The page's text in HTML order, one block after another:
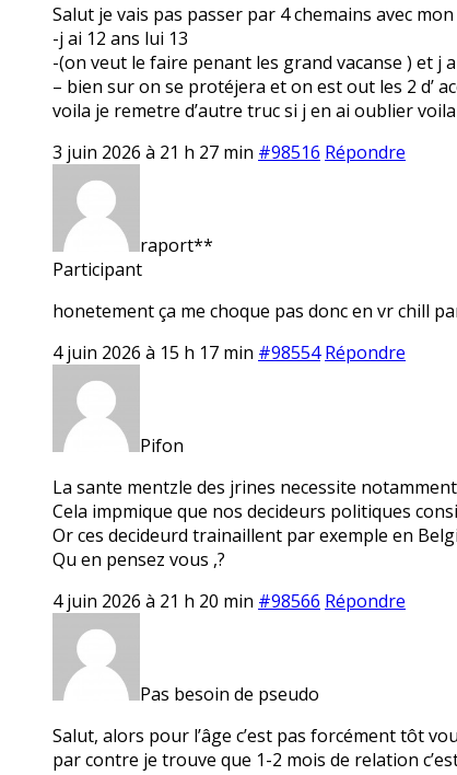
Salut je vais pas passer par 4 chemains avec
-j ai 12 ans lui 13
-(on veut le faire penant les grand vacanse ) et
– bien sur on se protéjera et on est out les 2 d’
voila je remetre d’autre truc si j en ai oublier voila
3 juin 2026 à 21 h 27 min #98516 Répondre
raport**
Participant
honetement ça me choque pas donc en vr chill
4 juin 2026 à 15 h 17 min #98554 Répondre
Pifon
La sante mentzle des jrines necessite
Cela impmique que nos decideurs politiques
Or ces decideurd trainaillent par exemple en
Qu en pensez vous ,?
4 juin 2026 à 21 h 20 min #98566 Répondre
Pas besoin de pseudo
Salut, alors pour l’âge c’est pas forcément tôt
par contre je trouve que 1-2 mois de relation